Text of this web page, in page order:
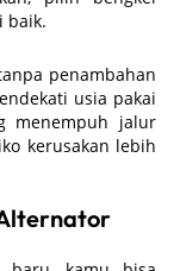
baik.
penambahan
usia pakai
menempuh jalur
kerusakan lebih